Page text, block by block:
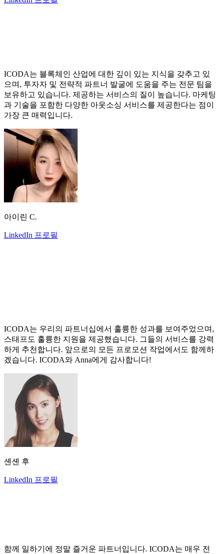
ICODA는 블록체인 산업에 대한 깊이 있는 지식을 갖추고 있
으며, 투자자 및 전략적 파트너 발굴에 도움을 주는 전문 팀을
보유하고 있습니다. 제공하는 서비스의 질이 높습니다. 마케팅
과 기술을 포함한 다양한 아웃소싱 서비스를 제공한다는 점이
가장 큰 매력입니다.
아이린 C.
LinkedIn 프로필
ICODA는 우리의 파트너십에서 훌륭한 성과를 보여주었으며,
스태프도 훌륭한 지원을 제공했습니다. 그들의 서비스를 강력
하게 추천합니다. 앞으로의 모든 프로모션 작업에서도 함께하
겠습니다. ICODA와 Anna에게 감사합니다!
셴셴 후
LinkedIn 프로필
함께 일하기에 정말 즐거운 파트너입니다. ICODA는 매우 전